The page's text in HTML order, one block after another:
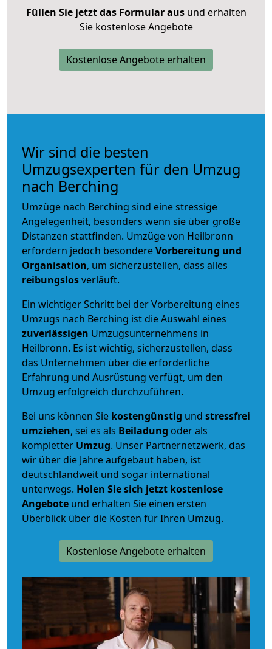
Füllen Sie jetzt das Formular ausund erhalten
Sie kostenlose Angebote
Kostenlose Angebote erhalten
Wir sind die besten
Umzugsexperten für den Umzug
nach Berching
Umzüge nach Berching sind eine stressige
Angelegenheit, besonders wenn sie über große
Distanzen stattfinden. Umzüge von Heilbronn
erfordern jedoch besondereVorbereitung und
Organisation, um sicherzustellen, dass alles
reibungslosverläuft.
Ein wichtiger Schritt bei der Vorbereitung eines
Umzugs nach Berching ist die Auswahl eines
zuverlässigen Umzugsunternehmens in
Heilbronn. Es ist wichtig, sicherzustellen, dass
das Unternehmen über die erforderliche
Erfahrung und Ausrüstung verfügt, um den
Umzug erfolgreich durchzuführen.
Bei uns können Sie kostengünstig und stressfrei
umziehen, sei es als Beiladung oder als
kompletter Umzug. Unser Partnernetzwerk, das
wir über die Jahre aufgebaut haben, ist
deutschlandweit und sogar international
unterwegs. Holen Sie sich jetzt kostenlose
Angebote und erhalten Sie einen ersten
Überblick über die Kosten für Ihren Umzug.
Kostenlose Angebote erhalten